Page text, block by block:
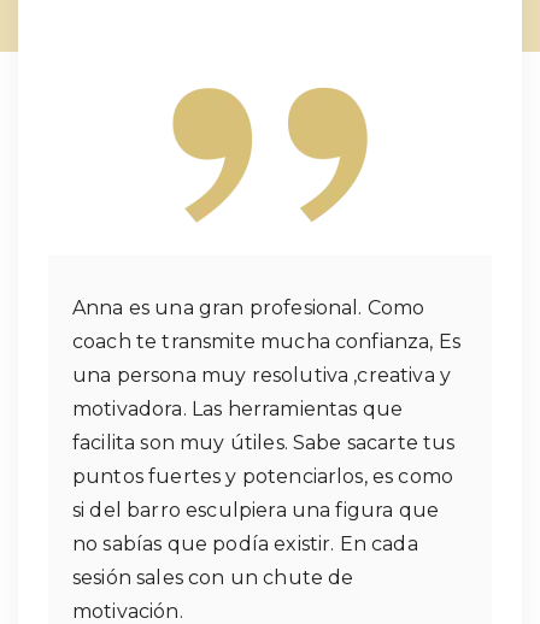
Anna es una gran profesional. Como
coach te transmite mucha confianza, Es
una persona muy resolutiva ,creativa y
motivadora. Las herramientas que
facilita son muy útiles. Sabe sacarte tus
puntos fuertes y potenciarlos, es como
si del barro esculpiera una figura que
no sabías que podía existir. En cada
sesión sales con un chute de
motivación.